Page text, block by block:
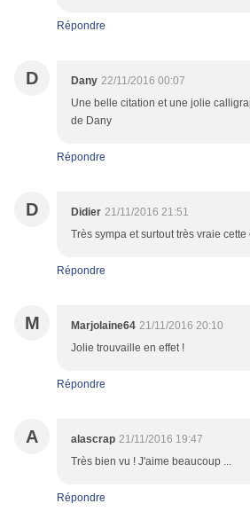
Répondre
D Dany 22/11/2016 00:07
Une belle citation et une jolie
de Dany
Répondre
D Didier 21/11/2016 21:51
Très sympa et surtout très vraie cette
Répondre
M Marjolaine64 21/11/2016 20:10
Jolie trouvaille en effet !
Répondre
A alascrap 21/11/2016 19:47
Très bien vu ! J'aime beaucoup ...
Répondre